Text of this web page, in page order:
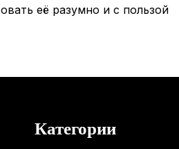
её разумно и с пользой
Категории